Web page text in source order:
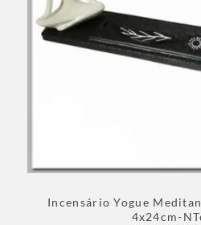
Incensário Yogue
4x24cm-